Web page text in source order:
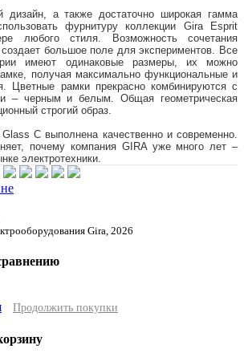
дизайн, а также достаточно широкая гамма
фурнитуру коллекции Gira Esprit
любого стиля. Возможность сочетания
создает большое поле для экспериментов. Все
имеют одинаковые размеры, их можно
получая максимально функциональные и
Цветные рамки прекрасно комбинируются с
– черным и белым. Общая геометрическая
строгий образ.
C выполнена качественно и современно.
почему компания GIRA уже много лет –
электротехники.
Gira, 2026
Продолжить покупки